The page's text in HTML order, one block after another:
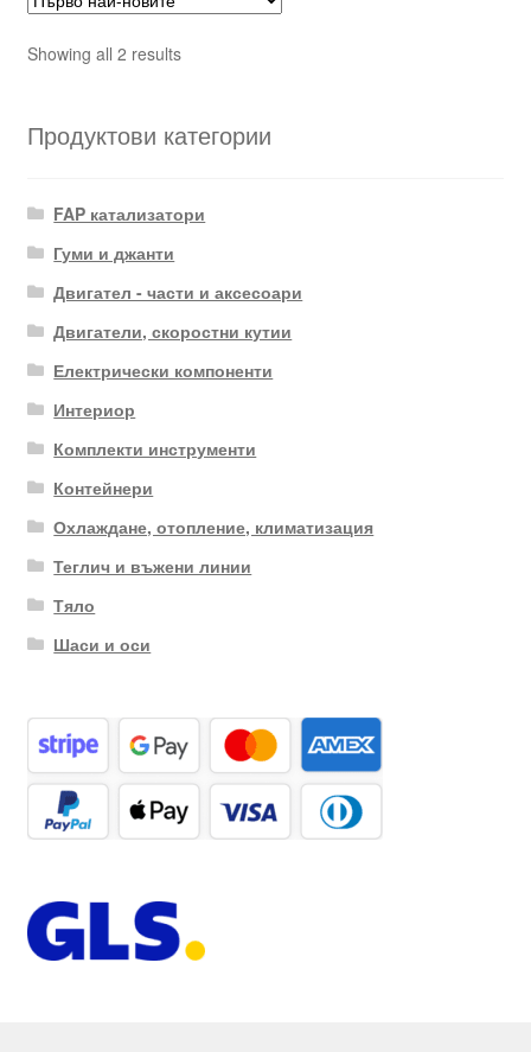
Showing all 2 resultsSorted
Продуктови категории
FAP катализатори
Гуми и джанти
Двигател - части и аксесоари
Двигатели, скоростни кутии
Електрически компоненти
Интериор
Комплекти инструменти
Контейнери
Охлаждане, отопление, климатизация
Теглич и въжени линии
Тяло
Шаси и оси